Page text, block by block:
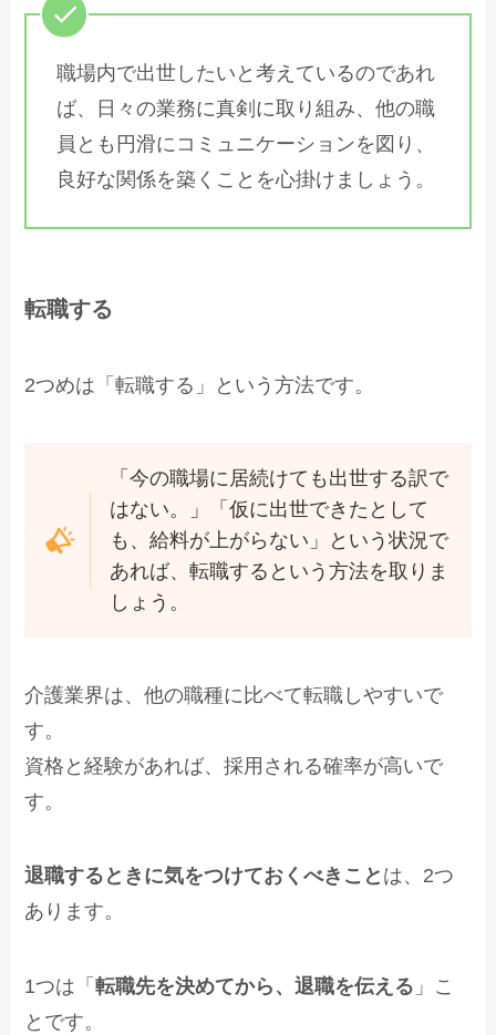
職場内で出世したいと考えているのであれ
ば、日々の業務に真剣に取り組み、他の職
員とも円滑にコミュニケーションを図り、
良好な関係を築くことを心掛けましょう。
転職する
2つめは「転職する」という方法です。
「今の職場に居続けても出世する訳で
はない。」「仮に出世できたとして
も、給料が上がらない」という状況で
あれば、転職するという方法を取りま
しょう。
介護業界は、他の職種に比べて転職しやすいで
す。
資格と経験があれば、採用される確率が高いで
す。
退職するときに気をつけておくべきこと は、2つ
あります。
1つは「転職先を決めてから、退職を伝える 」こ
とです。